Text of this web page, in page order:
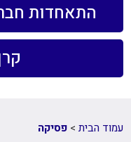
התאחדות
עמוד הבית >פסיקה